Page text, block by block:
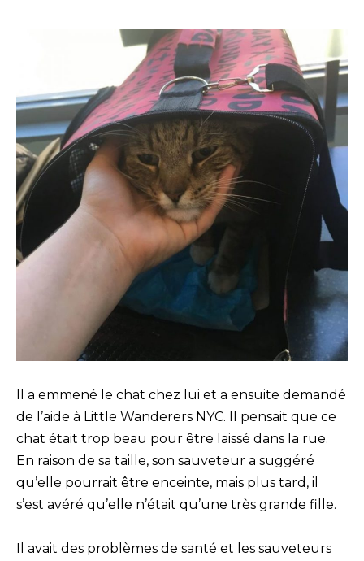
Il a emmené le chat chez lui et a ensuite demandé
de l’aide à Little Wanderers NYC. Il pensait que ce
chat était trop beau pour être laissé dans la rue.
En raison de sa taille, son sauveteur a suggéré
qu’elle pourrait être enceinte, mais plus tard, il
s’est avéré qu’elle n’était qu’une très grande fille.
Il avait des problèmes de santé et les sauveteurs